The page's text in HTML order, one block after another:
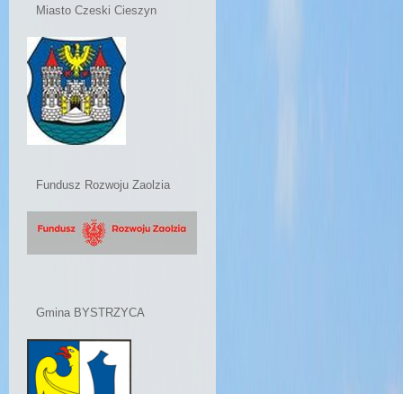
Miasto Czeski Cieszyn
Fundusz Rozwoju Zaolzia
Gmina BYSTRZYCA